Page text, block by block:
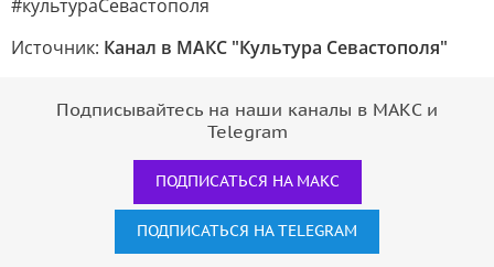
#культураСевастополя
Источник: Канал в МАКС "Культура Севастополя"
Подписывайтесь на наши каналы в МАКС и
Telegram
ПОДПИСАТЬСЯ НА МАКС
ПОДПИСАТЬСЯ НА TELEGRAM